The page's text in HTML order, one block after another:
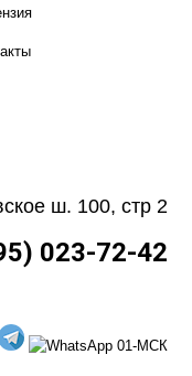
ш. 100, стр 2
023-72-42